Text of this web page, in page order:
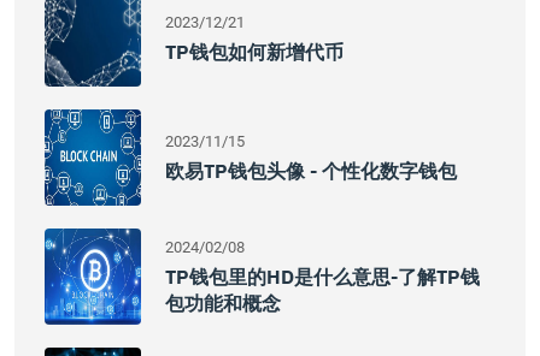
2023/12/21
TP钱包如何新增代币
2023/11/15
欧易TP钱包头像 - 个性化数字钱包
2024/02/08
TP钱包里的HD是什么意思-了解TP钱
包功能和概念